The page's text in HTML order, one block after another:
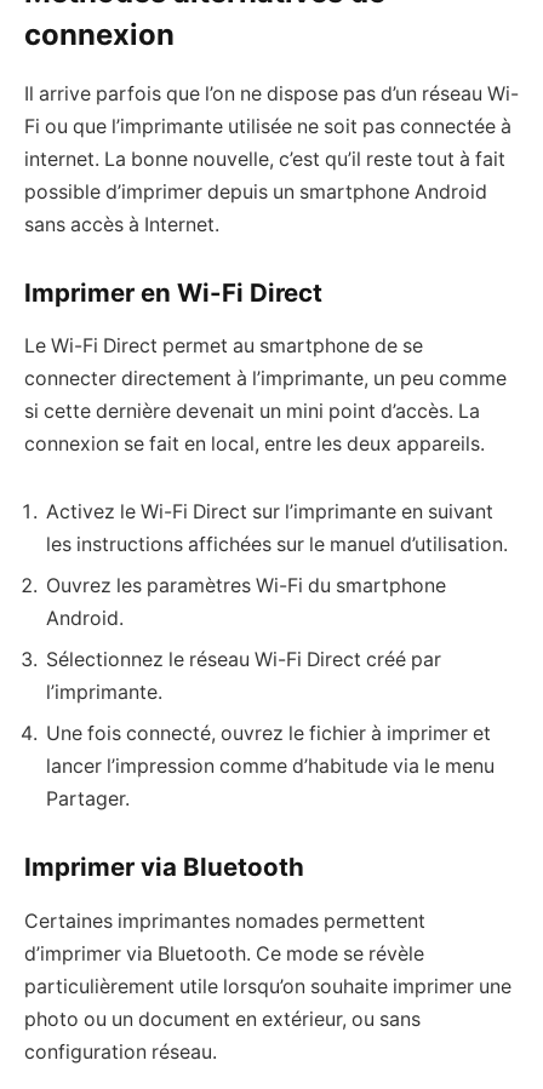
connexion
Il arrive parfois que l’on ne dispose pas d’un réseau Wi-
Fi ou que l’imprimante utilisée ne soit pas connectée à
internet. La bonne nouvelle, c’est qu’il reste tout à fait
possible d’imprimer depuis un smartphone Android
sans accès à Internet.
Imprimer en Wi-Fi Direct
Le Wi-Fi Direct permet au smartphone de se
connecter directement à l’imprimante, un peu comme
si cette dernière devenait un mini point d’accès. La
connexion se fait en local, entre les deux appareils.
Activez le Wi-Fi Direct sur l’imprimante en suivant
les instructions affichées sur le manuel d’utilisation.
Ouvrez les paramètres Wi-Fi du smartphone
Android.
Sélectionnez le réseau Wi-Fi Direct créé par
l’imprimante.
Une fois connecté, ouvrez le fichier à imprimer et
lancer l’impression comme d’habitude via le menu
Partager.
Imprimer via Bluetooth
Certaines imprimantes nomades permettent
d’imprimer via Bluetooth. Ce mode se révèle
particulièrement utile lorsqu’on souhaite imprimer une
photo ou un document en extérieur, ou sans
configuration réseau.